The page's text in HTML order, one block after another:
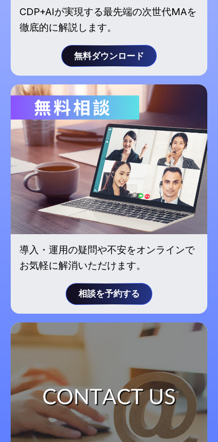
CDP+AIが実現する最先端の次世代MAを
徹底的に解説します。
無料ダウンロード
導入・運用の疑問や不安をオンラインで
お気軽に解消いただけます。
相談を予約する